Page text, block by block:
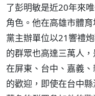
了彭明敏是近20年來
角色。他在高雄市體
黨主辦單位以21響禮
的群眾也高達三萬人
在屏東、台中、嘉義
的歡迎，即使在台中